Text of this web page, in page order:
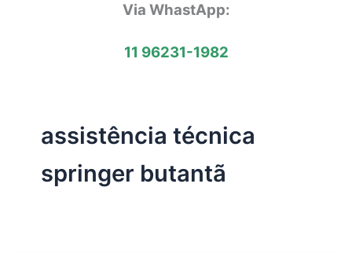
Via WhastApp:
11 96231-1982
assistência técnica
springer butantã